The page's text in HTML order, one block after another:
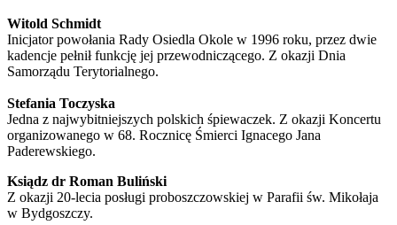
Witold Schmidt
Inicjator powołania Rady Osiedla Okole w 1996 roku, przez dwie
kadencje pełnił funkcję jej przewodniczącego. Z okazji Dnia
Samorządu Terytorialnego.
Stefania Toczyska
Jedna z najwybitniejszych polskich śpiewaczek. Z okazji Koncertu
organizowanego w 68. Rocznicę Śmierci Ignacego Jana
Paderewskiego.
Ksiądz dr Roman Buliński
Z okazji 20-lecia posługi proboszczowskiej w Parafii św. Mikołaja
w Bydgoszczy.